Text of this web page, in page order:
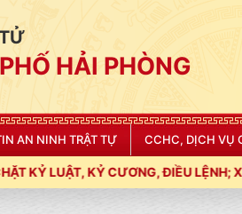
HẢI PHÒNG
AN NINH TRẬT TỰ CCHC, DỊCH VỤ
ĐIỀU LỆNH; XÂY DỰNG NẾP